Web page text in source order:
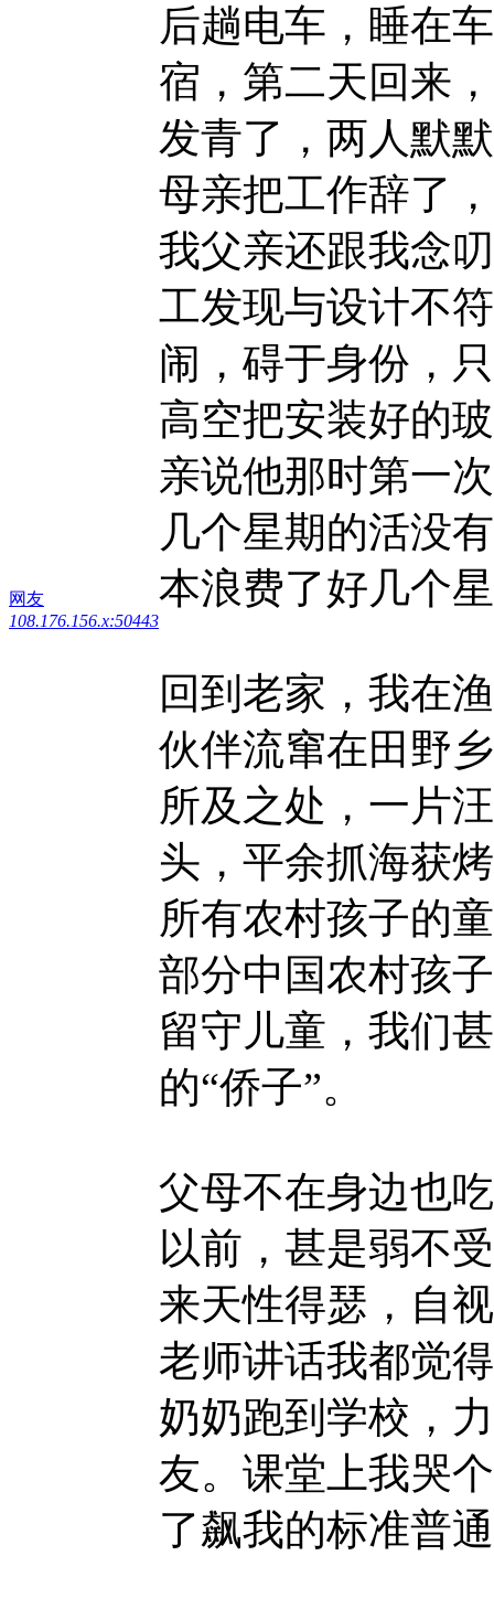
网友
108.176.156.x:50443
后趟电车，睡在
宿，第二天回来
发青了，两人默
母亲把工作辞了
我父亲还跟我念
工发现与设计不
闹，碍于身份，
高空把安装好的
亲说他那时第一
几个星期的活没
本浪费了好几个
回到老家，我在
伙伴流窜在田野
所及之处，一片
头，平余抓海获
所有农村孩子的
部分中国农村孩
留守儿童，我们
的“侨子”。
父母不在身边也
以前，甚是弱不
来天性得瑟，自
老师讲话我都觉
奶奶跑到学校，
友。课堂上我哭
了飙我的标准普